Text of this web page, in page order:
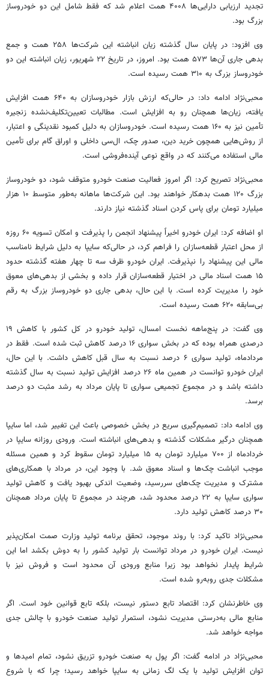
تجدید ارزیابی دارایی‌ها ۴۰۰۸ همت اعلام شد که فقط شامل این دو خودروساز
بزرگ بود.
وی افزود: در پایان سال گذشته زیان انباشته این شرکت‌ها ۲۵۸ همت و جمع
بدهی جاری آن‌ها ۵۷۳ همت بود. امروز، در تاریخ ۲۲ شهریور، زیان انباشته این دو
خودروساز بزرگ به ۳۱۰ همت رسیده است.
محبی‌نژاد ادامه داد: در حالی‌که ارزش بازار خودروسازان به ۶۴۰ همت افزایش
یافته، زیان‌ها همچنان رو به افزایش است. مطالبات تعیین‌تکلیف‌نشده زنجیره
تأمین نیز به ۱۶۰ همت رسیده است. خودروسازان به دلیل کمبود نقدینگی و اعتبار،
از روش‌هایی همچون خرید دین، صدور چک، ال‌سیداخلی و اوراق گام برای تأمین
مالی استفاده می‌کنند که در واقع نوعی آینده‌فروشی است.
محبی‌نژاد تصریح کرد: اگر امروز فعالیت صنعت خودرو متوقف شود، دو خودروساز
بزرگ ۱۲۰ همت بدهکار خواهند بود. این شرکت‌ها ماهانه به‌طور متوسط ۱۰ هزار
میلیارد تومان برای پاس کردن اسناد گذشته نیاز دارند.
او اضافه کرد: ایران خودرو اخیراً پیشنهاد انجمن را پذیرفت و امکان تسویه ۶۰ روزه
از محل اعتبار قطعه‌سازان را فراهم کرد، در حالی‌که سایپا به دلیل شرایط نامناسب
مالی این پیشنهاد را نپذیرفت. ایران خودرو ظرف سه تا چهار هفته گذشته حدود
۱۵ همت اسناد مالی در اختیار قطعه‌سازان قرار داده و بخشی از بدهی‌های معوق
خود را مدیریت کرده است. با این حال، بدهی جاری دو خودروساز بزرگ به رقم
بی‌سابقه ۶۲۰ همت رسیده است.
وی گفت: در پنج‌ماهه نخست امسال، تولید خودرو در کل کشور با کاهش ۱۹
درصدی همراه بوده که در بخش سواری ۱۶ درصد کاهش ثبت شده است. فقط در
مردادماه، تولید سواری ۶ درصد نسبت به سال قبل کاهش داشت. با این حال،
ایران خودرو توانست در همین ماه ۲۶ درصد افزایش تولید نسبت به سال گذشته
داشته باشد و در مجموع تجمیعی سواری تا پایان مرداد به رشد مثبت دو درصد
برسد.
وی ادامه داد: تصمیم‌گیری سریع در بخش خصوصی باعث این تغییر شد، اما سایپا
همچنان درگیر مشکلات گذشته و بدهی‌های انباشته است. ورودی روزانه سایپا در
خردادماه از ۷۰۰ میلیارد تومان به ۱۵ میلیارد تومان سقوط کرد و همین مسئله
موجب انباشت چک‌ها و اسناد معوق شد. با وجود این، در مرداد با همکاری‌های
مشترک و مدیریت چک‌های سررسید، وضعیت اندکی بهبود یافت و کاهش تولید
سواری سایپا به ۲۲ درصد محدود شد، هرچند در مجموع تا پایان مرداد همچنان
۳۰ درصد کاهش تولید دارد.
محبی‌نژاد تاکید کرد: با روند موجود، تحقق برنامه تولید وزارت صمت امکان‌پذیر
نیست. ایران خودرو در مرداد توانست بار تولید کشور را به دوش بکشد اما این
شرایط پایدار نخواهد بود زیرا منابع ورودی آن محدود است و فروش نیز با
مشکلات جدی روبه‌رو شده است.
وی خاطرنشان کرد: اقتصاد تابع دستور نیست، بلکه تابع قوانین خود است. اگر
منابع مالی به‌درستی مدیریت نشود، استمرار تولید صنعت خودرو با چالش جدی
مواجه خواهد شد.
محبی‌نژاد در ادامه گفت: اگر پول به صنعت خودرو تزریق نشود، تمام امیدها و
توان افزایش تولید با یک لگزمانی به سایپا خواهد رسید؛ چرا که با شروع